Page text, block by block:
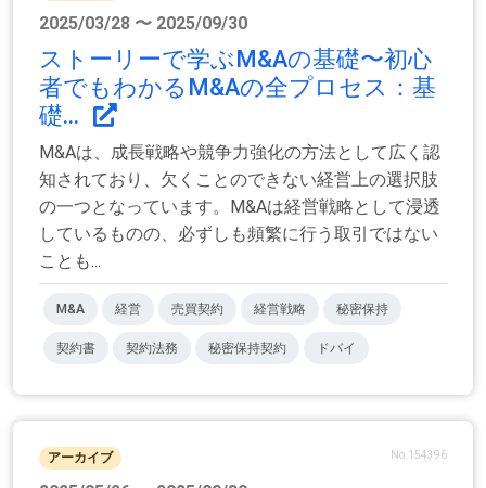
2025/03/28 〜 2025/09/30
ストーリーで学ぶM&Aの基礎〜初心
者でもわかるM&Aの全プロセス：基
礎...
M&Aは、成長戦略や競争力強化の方法として広く認
知されており、欠くことのできない経営上の選択肢
の一つとなっています。M&Aは経営戦略として浸透
しているものの、必ずしも頻繁に行う取引ではない
ことも...
M&A 経営 売買契約 経営戦略 秘密保持
契約書 契約法務 秘密保持契約 ドバイ
アーカイブ No.154396